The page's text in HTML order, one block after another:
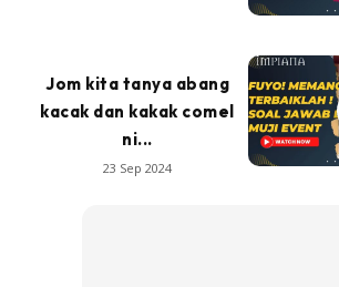
Jom kita tanya abang
kacak dan kakak comel
ni...
23 Sep 2024